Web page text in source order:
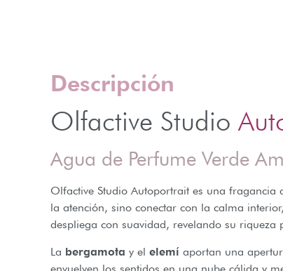
Descripción
Olfactive Studio
Agua de Perfume Verde
Olfactive Studio Autoportrait es una fragancia
la atención, sino conectar con la calma
despliega con suavidad, revelando su
La bergamota y el elemí aportan una